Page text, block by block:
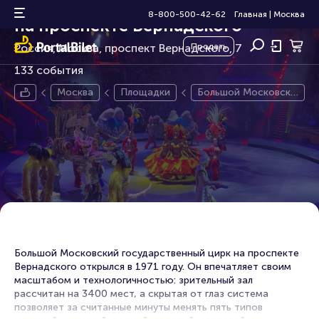
8-800-500-42-62 Главная Москва
Продать
Большой Московский цирк
на проспекте Вернадского
Россия, Москва, проспект Вернадского, 7
133 события
Москва Площадки
Большой Московски
й цирк
Большой Московский государственный цирк на проспекте
Вернадского открылся в 1971 году. Он впечатляет своим
масштабом и технологичностью: зрительный зал
рассчитан на 3400 мест, а скрытая от глаз система
позволяет за считанные минуты менять пять типов